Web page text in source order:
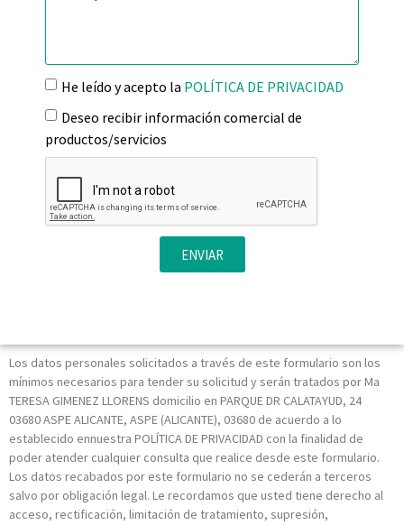
He leído y acepto la POLÍTICA DE PRIVACIDAD
Deseo recibir información comercial de
productos/servicios
ENVIAR
Los datos personales solicitados a través de este formulario son los
mínimos necesarios para tender su solicitud y serán tratados por Ma
TERESA GIMENEZ LLORENS domicilio en PARQUE DR CALATAYUD, 24
03680 ASPE ALICANTE, ASPE (ALICANTE), 03680 de acuerdo a lo
establecido ennuestra POLÍTICA DE PRIVACIDAD con la finalidad de
poder atender cualquier consulta que realice desde este formulario.
Los datos recabados por este formulario no se cederán a terceros
salvo por obligación legal. Le recordamos que usted tiene derecho al
acceso, rectificación, limitación de tratamiento, supresión,